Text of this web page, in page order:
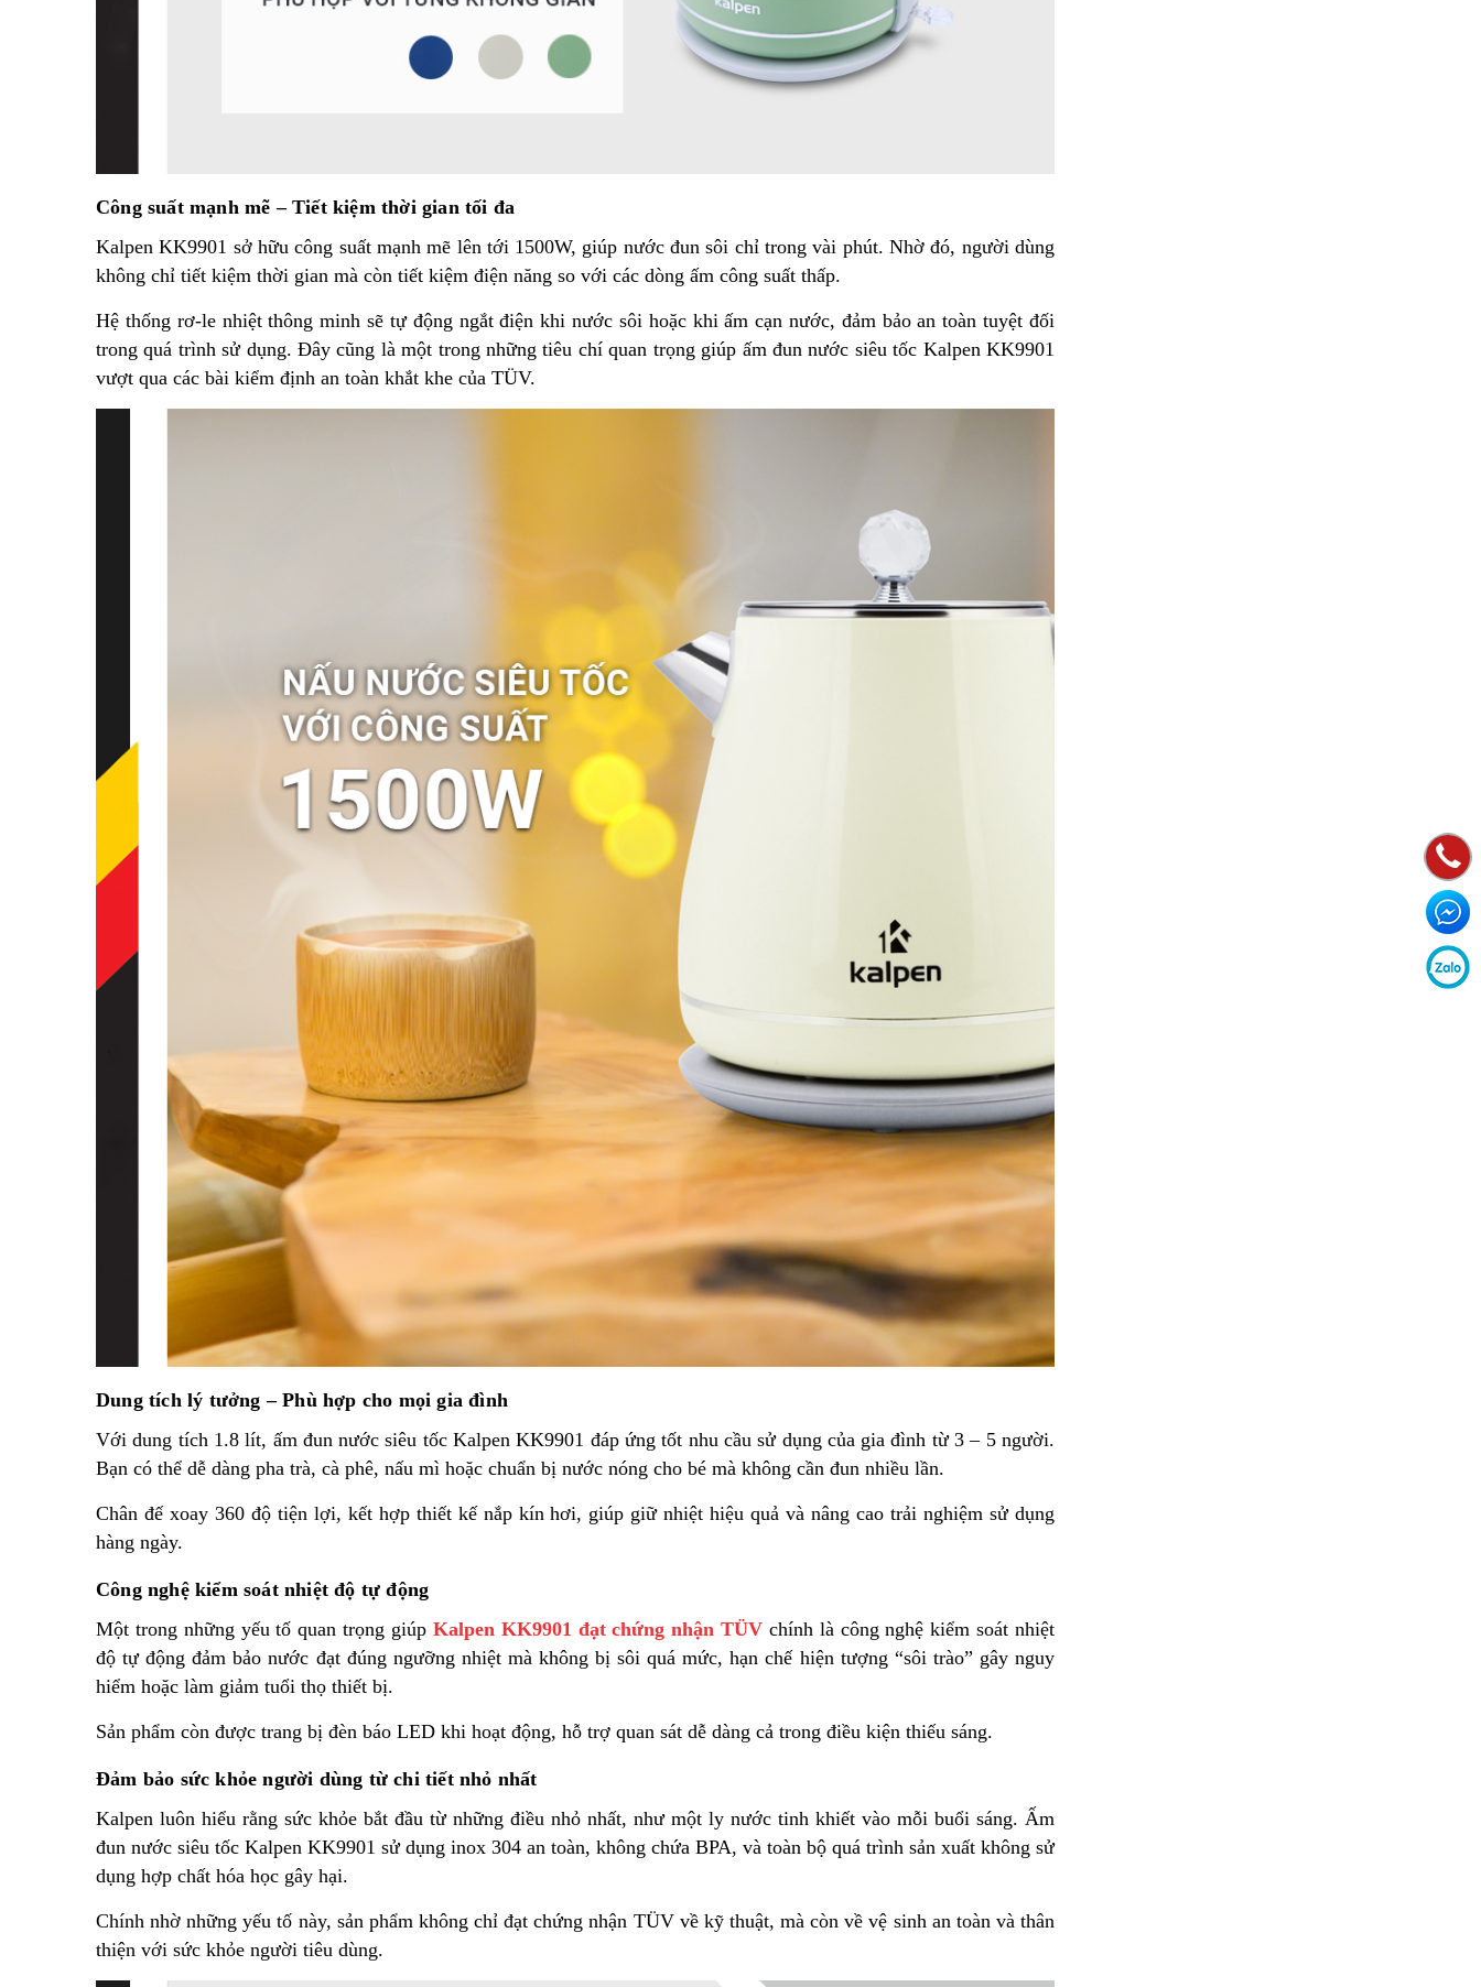
Công suất mạnh mẽ – Tiết kiệm thời gian tối đa
Kalpen KK9901 sở hữu công suất mạnh mẽ lên tới 1500W, giúp nước đun sôi chỉ trong vài phút. Nhờ đó, người dùng
không chỉ tiết kiệm thời gian mà còn tiết kiệm điện năng so với các dòng ấm công suất thấp.
Hệ thống rơ-le nhiệt thông minh sẽ tự động ngắt điện khi nước sôi hoặc khi ấm cạn nước, đảm bảo an toàn tuyệt đối
trong quá trình sử dụng. Đây cũng là một trong những tiêu chí quan trọng giúp ấm đun nước siêu tốc Kalpen KK9901
vượt qua các bài kiểm định an toàn khắt khe của TÜV.
Dung tích lý tưởng – Phù hợp cho mọi gia đình
Với dung tích 1.8 lít, ấm đun nước siêu tốc Kalpen KK9901 đáp ứng tốt nhu cầu sử dụng của gia đình từ 3 – 5 người.
Bạn có thể dễ dàng pha trà, cà phê, nấu mì hoặc chuẩn bị nước nóng cho bé mà không cần đun nhiều lần.
Chân đế xoay 360 độ tiện lợi, kết hợp thiết kế nắp kín hơi, giúp giữ nhiệt hiệu quả và nâng cao trải nghiệm sử dụng
hàng ngày.
Công nghệ kiểm soát nhiệt độ tự động
Một trong những yếu tố quan trọng giúp Kalpen KK9901 đạt chứng nhận TÜV chính là công nghệ kiểm soát nhiệt
độ tự động đảm bảo nước đạt đúng ngưỡng nhiệt mà không bị sôi quá mức, hạn chế hiện tượng “sôi trào” gây nguy
hiểm hoặc làm giảm tuổi thọ thiết bị.
Sản phẩm còn được trang bị đèn báo LED khi hoạt động, hỗ trợ quan sát dễ dàng cả trong điều kiện thiếu sáng.
Đảm bảo sức khỏe người dùng từ chi tiết nhỏ nhất
Kalpen luôn hiểu rằng sức khỏe bắt đầu từ những điều nhỏ nhất, như một ly nước tinh khiết vào mỗi buổi sáng. Ấm
đun nước siêu tốc Kalpen KK9901 sử dụng inox 304 an toàn, không chứa BPA, và toàn bộ quá trình sản xuất không sử
dụng hợp chất hóa học gây hại.
Chính nhờ những yếu tố này, sản phẩm không chỉ đạt chứng nhận TÜV về kỹ thuật, mà còn về vệ sinh an toàn và thân
thiện với sức khỏe người tiêu dùng.